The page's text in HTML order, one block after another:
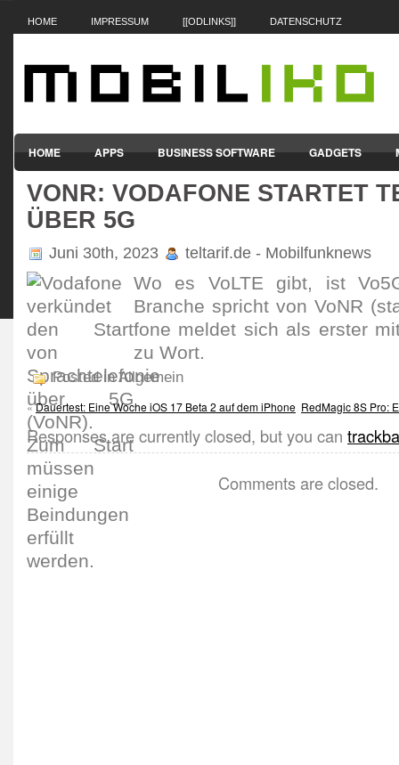
HOME IMPRESSUM [[ODLINKS]] DATENSCHUTZ
HOME APPS BUSINESS SOFTWARE GADGETS
SMARTPHONES & HANDYS TABLET-PCS VERTRÄGE &
VONR: VODAFONE STARTET
ÜBER 5G
Juni 30th, 2023 teltarif.de - Mobilfunknews
Wo es VoLTE gibt, ist
Branche spricht von VoNR
fone meldet sich als erster
zu Wort.
Posted in Allgemein
«Dauertest: Eine Woche iOS 17 Beta 2 auf dem iPhone RedMagic 8S Pro:
Responses are currently closed, but you can
Comments are closed.